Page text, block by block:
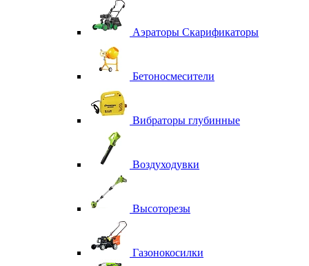
Аэраторы Скарификаторы
Бетоносмесители
Вибраторы глубинные
Воздуходувки
Высоторезы
Газонокосилки